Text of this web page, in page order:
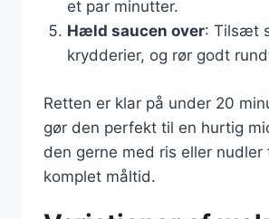
et par minutter.
Hæld saucen over: Tilsæt
krydderier, og rør godt
Retten er klar på under 20
gør den perfekt til en hurtig
den gerne med ris eller nudler
komplet måltid.